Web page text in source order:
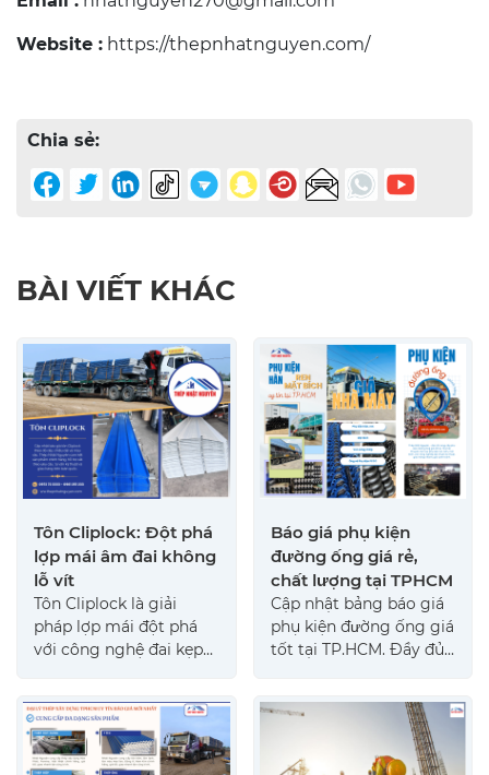
Website : https://thepnhatnguyen.com/
Chia sẻ:
BÀI VIẾT KHÁC
Tôn Cliplock: Đột phá
lợp mái âm đai không
lỗ vít
Tôn Cliplock là giải
pháp lợp mái đột phá
với công nghệ đai kẹp
cao, chống rò rỉ nước
tuyệt đối cho công
trình.
Báo giá phụ kiện
đường ống giá rẻ,
chất lượng tại TPHCM
Cập nhật bảng báo giá
phụ kiện đường ống giá
tốt tại TP.HCM. Đầy đủ
kiện ren chất lượng cao,
giao hàng nhanh tận
công trình 0972 72 3333